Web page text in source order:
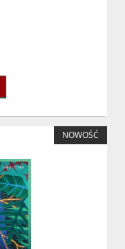
NOWOŚĆ